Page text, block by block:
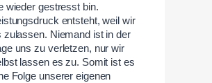
wieder gestresst bin.
entsteht, weil wir
zulassen. Niemand ist in der
uns zu verletzen, nur wir
lassen es zu. Somit ist es
Folge unserer eigenen